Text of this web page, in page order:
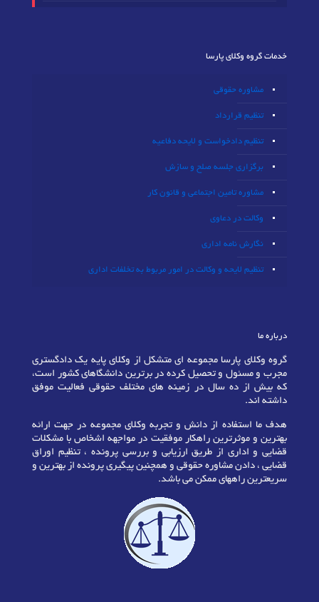
خدمات گروه وکلای پارسا
مشاوره حقوقی
تنظیم قرارداد
تنظیم دادخواست و لایحه دفاعیه
برگزاری جلسه صلح و سازش
مشاوره تامین اجتماعی و قانون کار
وکالت در دعاوی
نگارش نامه اداری
تنظیم لایحه و وکالت در امور مربوط به تخلفات اداری
درباره ما
گروه وکلای پارسا مجموعه ای متشکل از وکلای پایه یک دادگستری
مجرب و مسئول و تحصیل کرده در برترین دانشگاهای کشور است،
که بیش از ده سال در زمینه های مختلف حقوقی فعالیت موفق
داشته اند.
هدف ما استفاده از دانش و تجربه وکلای مجموعه در جهت ارائه
بهترین و موثرترین راهکار موفقیت در مواجهه اشخاص با مشکلات
قضایی و اداری از طریق ارزیابی و بررسی پرونده ، تنظیم اوراق
قضایی ، دادن مشاوره حقوقی و همچنین پیگیری پرونده از بهترین و
سریعترین راههای ممکن می باشد.